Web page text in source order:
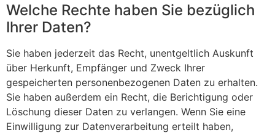
Welche Rechte haben Sie bezüglich
Ihrer Daten?
Sie haben jederzeit das Recht, unentgeltlich Auskunft
über Herkunft, Empfänger und Zweck Ihrer
gespeicherten personenbezogenen Daten zu erhalten.
Sie haben außerdem ein Recht, die Berichtigung oder
Löschung dieser Daten zu verlangen. Wenn Sie eine
Einwilligung zur Datenverarbeitung erteilt haben,